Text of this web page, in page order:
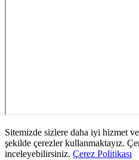
Sitemizde sizlere daha iyi hizmet
şekilde çerezler kullanmaktayız.
inceleyebilirsiniz. Çerez Politikası